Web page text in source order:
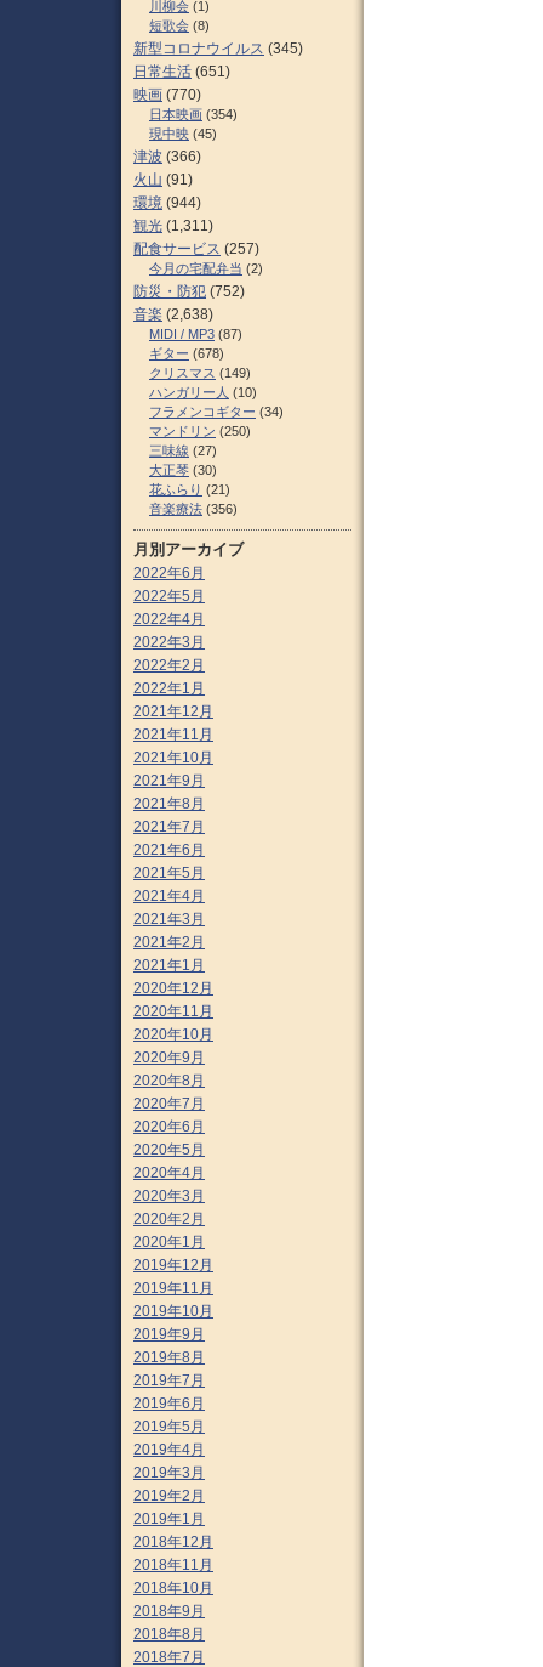
川柳会 (1)
短歌会 (8)
新型コロナウイルス (345)
日常生活 (651)
映画 (770)
日本映画 (354)
現中映 (45)
津波 (366)
火山 (91)
環境 (944)
観光 (1,311)
配食サービス (257)
今月の宅配弁当 (2)
防災・防犯 (752)
音楽 (2,638)
MIDI / MP3 (87)
ギター (678)
クリスマス (149)
ハンガリー人 (10)
フラメンコギター (34)
マンドリン (250)
三味線 (27)
大正琴 (30)
花ふらり (21)
音楽療法 (356)
月別アーカイブ
2022年6月
2022年5月
2022年4月
2022年3月
2022年2月
2022年1月
2021年12月
2021年11月
2021年10月
2021年9月
2021年8月
2021年7月
2021年6月
2021年5月
2021年4月
2021年3月
2021年2月
2021年1月
2020年12月
2020年11月
2020年10月
2020年9月
2020年8月
2020年7月
2020年6月
2020年5月
2020年4月
2020年3月
2020年2月
2020年1月
2019年12月
2019年11月
2019年10月
2019年9月
2019年8月
2019年7月
2019年6月
2019年5月
2019年4月
2019年3月
2019年2月
2019年1月
2018年12月
2018年11月
2018年10月
2018年9月
2018年8月
2018年7月